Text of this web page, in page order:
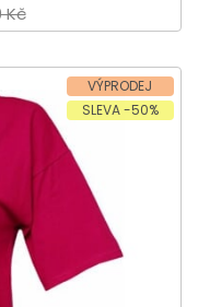
Kč
VÝPRODEJ
SLEVA -50%